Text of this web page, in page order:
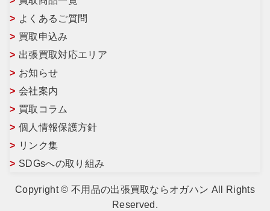
よくあるご質問
買取申込み
出張買取対応エリア
お知らせ
会社案内
買取コラム
個人情報保護方針
リンク集
SDGsへの取り組み
Copyright © 不用品の出張買取ならオガハン All Rights
Reserved.